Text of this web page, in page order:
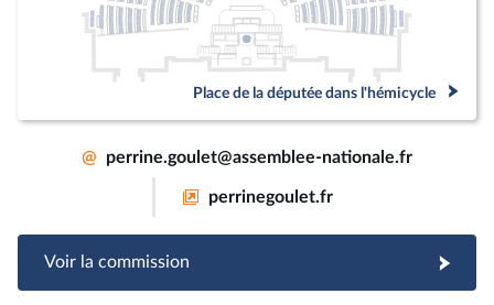
Place de la députée dans l'hémicycle
@ perrine.goulet@assemblee-nationale.fr
perrinegoulet.fr
Voir la commission